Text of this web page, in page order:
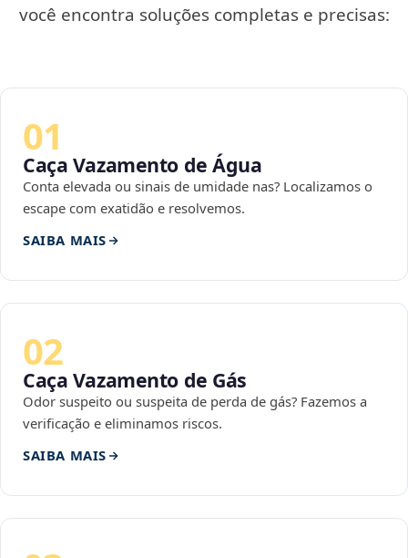
você encontra soluções completas e precisas:
01
Caça Vazamento de Água
Conta elevada ou sinais de umidade nas? Localizamos o
escape com exatidão e resolvemos.
SAIBA MAIS
02
Caça Vazamento de Gás
Odor suspeito ou suspeita de perda de gás? Fazemos a
verificação e eliminamos riscos.
SAIBA MAIS